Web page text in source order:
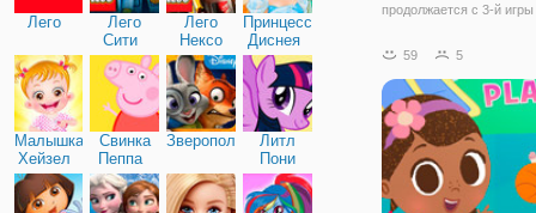
Лего
Лего
Сити
Лего
Нексо
Найтс
Принцессы
Диснея
Малышка
Хейзел
Свинка
Пеппа
Зверополис
Литл
Пони
Дружба
продолжается с 3-й игры
городской автомобиль
реалистичным и
автомобиль!
различных трасс в игре
59 5